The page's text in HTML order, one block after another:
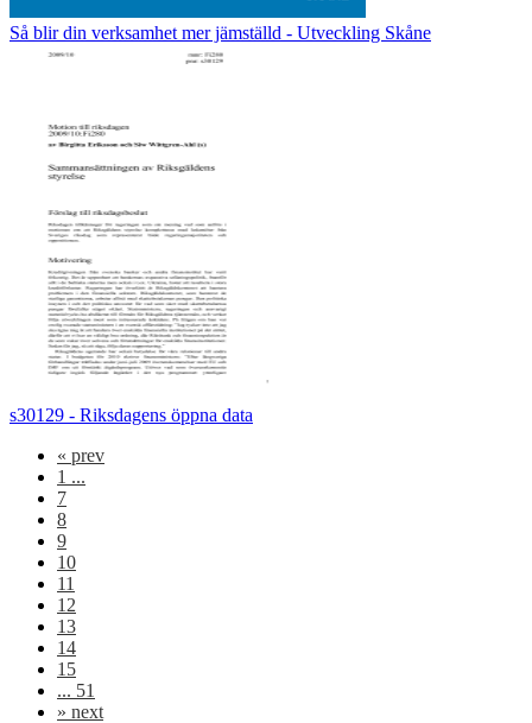
Så blir din verksamhet mer jämställd - Utveckling Skåne
s30129 - Riksdagens öppna data
« prev
1 ...
7
8
9
10
11
12
13
14
15
... 51
» next